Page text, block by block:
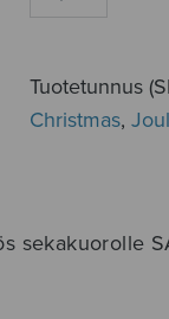
Tuotetunnus
Christmas,
sekakuorolle